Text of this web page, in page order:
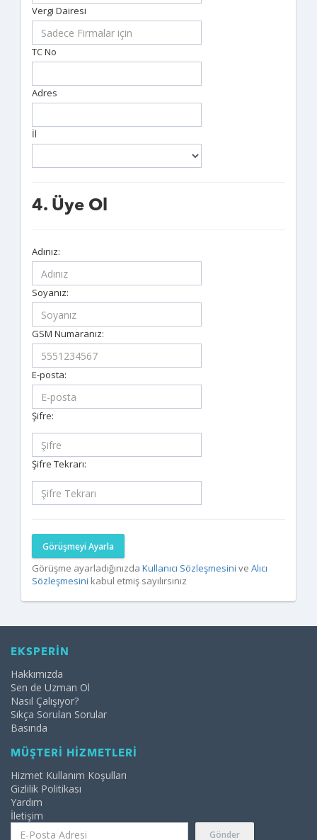
Vergi Dairesi
TC No
Adres
İl
4. Üye Ol
Adınız:
Soyanız:
GSM Numaranız:
E-posta:
Şifre:
Şifre Tekrarı:
Görüşmeyi Ayarla
Görüşme ayarladığınızda Kullanıcı Sözleşmesini ve Alıcı
Sözleşmesini kabul etmiş sayılırsınız
EKSPERİN
Hakkımızda
Sen de Uzman Ol
Nasıl Çalışıyor?
Sıkça Sorulan Sorular
Basında
MÜŞTERİ HİZMETLERİ
Hizmet Kullanım Koşulları
Gizlilik Politikası
Yardım
İletişim
Gönder